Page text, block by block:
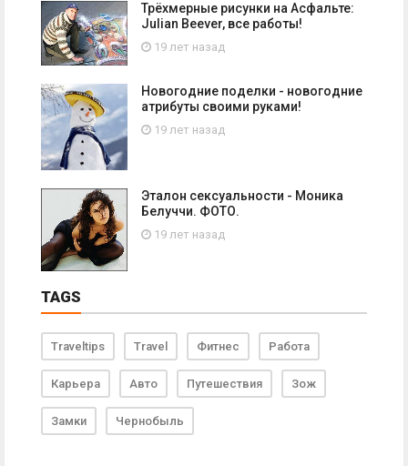
Трёхмерные рисунки на Асфальте:
Julian Beever, все работы!
19 лет назад
Новогодние поделки - новогодние
атрибуты своими руками!
19 лет назад
Эталон сексуальности - Моника
Белуччи. ФОТО.
19 лет назад
TAGS
Traveltips Travel Фитнес Работа
Карьера Авто Путешествия Зож
Замки Чернобыль